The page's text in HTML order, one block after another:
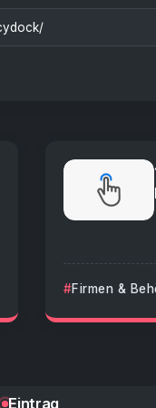
Firmen &
Eintrag